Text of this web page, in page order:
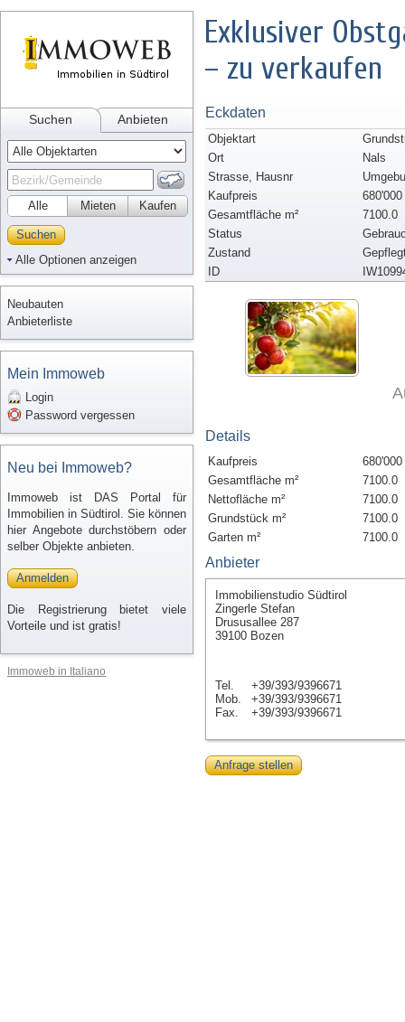
Suchen Anbieten
Alle Kaufen
Mieten
Suchen
Alle Optionen anzeigen
Neubauten
Anbieterliste
Mein Immoweb
Login
Password vergessen
Neu bei Immoweb?
Immoweb ist DAS Portal für
Immobilien in Südtirol. Sie können
hier Angebote durchstöbern oder
selber Objekte anbieten.
Anmelden
Die Registrierung bietet viele
Vorteile und ist gratis!
Immoweb in Italiano
Exklusiver
– zu verkaufen
Eckdaten
Objektart
Ort
Nals
Strasse, Hausnr
Kaufpreis
680'000
Gesamtfläche m²
7100.0
Status
Zustand
ID
Details
Kaufpreis
680'000
Gesamtfläche m²
7100.0
Nettofläche m²
7100.0
Grundstück m²
7100.0
Garten m²
7100.0
Anbieter
Immobilienstudio Südtirol
Zingerle Stefan
Drususallee 287
39100 Bozen
Tel.
+39/393/9396671
Mob.
+39/393/9396671
Fax.
+39/393/9396671
Anfrage stellen